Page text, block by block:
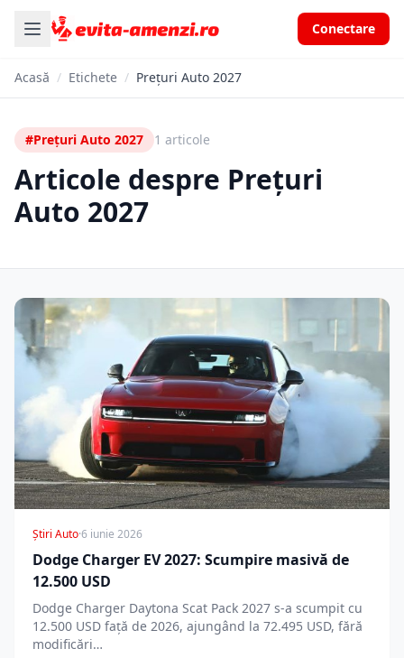
Conectare
Acasă / Etichete / Prețuri Auto 2027
#Prețuri Auto 2027 1 articole
Articole despre Prețuri
Auto 2027
Știri Auto·6 iunie 2026
Dodge Charger EV 2027: Scumpire masivă de
12.500 USD
Dodge Charger Daytona Scat Pack 2027 s-a scumpit cu
12.500 USD față de 2026, ajungând la 72.495 USD, fără
modificări…